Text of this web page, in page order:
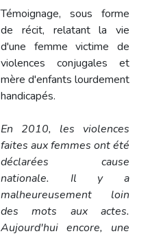
Témoignage, sous forme
de récit, relatant la vie
d'une femme victime de
violences conjugales et
mère d'enfants lourdement
handicapés.
En 2010, les violences
faites aux femmes ont été
déclarées cause
nationale. Il y a
malheureusement loin
des mots aux actes.
Aujourd'hui encore, une